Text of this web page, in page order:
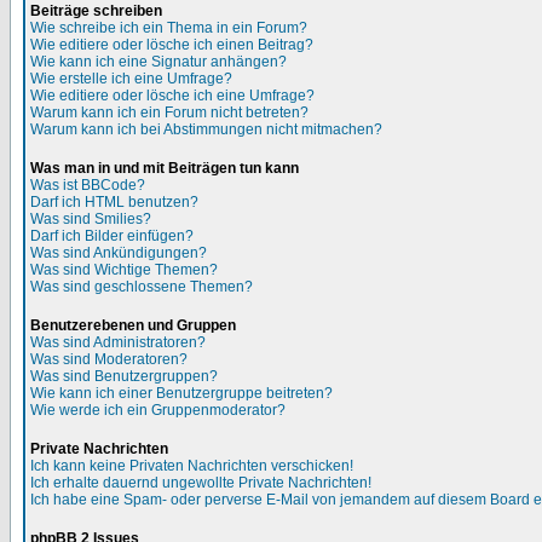
Beiträge schreiben
Wie schreibe ich ein Thema in ein Forum?
Wie editiere oder lösche ich einen Beitrag?
Wie kann ich eine Signatur anhängen?
Wie erstelle ich eine Umfrage?
Wie editiere oder lösche ich eine Umfrage?
Warum kann ich ein Forum nicht betreten?
Warum kann ich bei Abstimmungen nicht mitmachen?
Was man in und mit Beiträgen tun kann
Was ist BBCode?
Darf ich HTML benutzen?
Was sind Smilies?
Darf ich Bilder einfügen?
Was sind Ankündigungen?
Was sind Wichtige Themen?
Was sind geschlossene Themen?
Benutzerebenen und Gruppen
Was sind Administratoren?
Was sind Moderatoren?
Was sind Benutzergruppen?
Wie kann ich einer Benutzergruppe beitreten?
Wie werde ich ein Gruppenmoderator?
Private Nachrichten
Ich kann keine Privaten Nachrichten verschicken!
Ich erhalte dauernd ungewollte Private Nachrichten!
Ich habe eine Spam- oder perverse E-Mail von jemandem auf diesem Board
phpBB 2 Issues